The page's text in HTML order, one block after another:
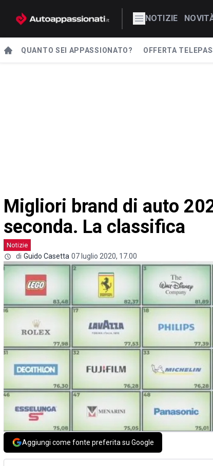
NOTIZIE
QUANTO SEI APPASSIONATO? OFFERTA
Migliori brand di auto
seconda. La classifica
Notizie
di Guido Casetta 07 luglio 2020, 17.00
Aggiungi come fonte preferita su Google